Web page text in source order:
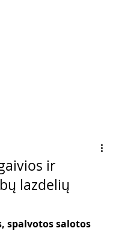
ir
lazdelių
spalvotos salotos